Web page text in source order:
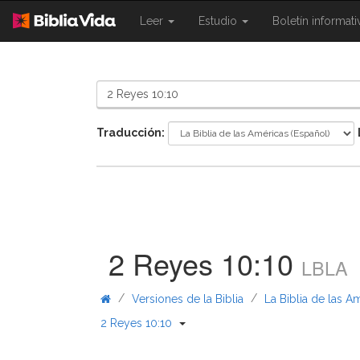
Leer
{{
Estudio
{{
Boletín
Traducción:
2 Reyes 10:10 LBLA
/ Versiones de la Biblia / La Biblia de las
2 Reyes 10:10
{{